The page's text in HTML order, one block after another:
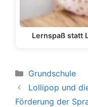
Lernspaß statt
Kategorien
Grundschule
Lollipop und
Förderung der